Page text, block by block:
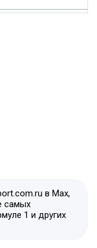
в Max,
самых
1 и других